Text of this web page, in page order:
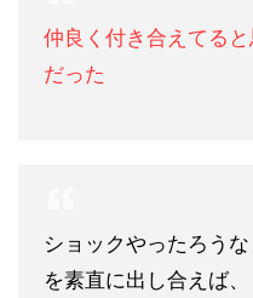
仲良く付き合えてる
だった
ショックやったろう
を素直に出し合えば